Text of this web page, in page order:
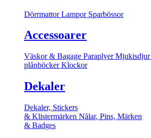
DörrmattorLampor Sparbössor
Accessoarer
Väskor & Bagage ParaplyerMjukisdjur
plånböckerKlockor
Dekaler
Dekaler, Stickers
& Klistermärken Nålar, Pins, Märken
& Badges